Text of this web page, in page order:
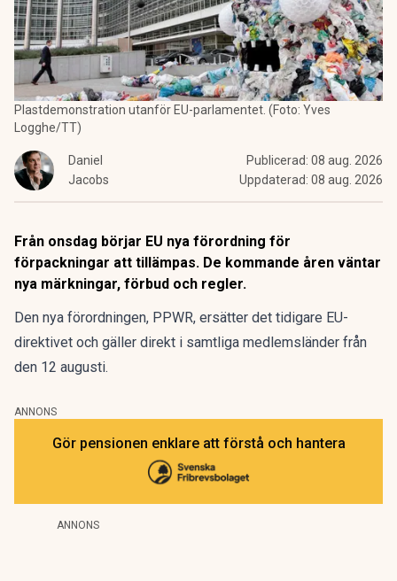
Plastdemonstration utanför EU-parlamentet. (Foto: Yves
Logghe/TT)
Daniel
Jacobs
Publicerad: 08 aug. 2026
Uppdaterad: 08 aug. 2026
Från onsdag börjar EU nya förordning för
förpackningar att tillämpas. De kommande åren väntar
nya märkningar, förbud och regler.
Den nya förordningen, PPWR, ersätter det tidigare EU-
direktivet och gäller direkt i samtliga medlemsländer från
den 12 augusti.
ANNONS
Gör pensionen enklare att förstå och hantera
ANNONS